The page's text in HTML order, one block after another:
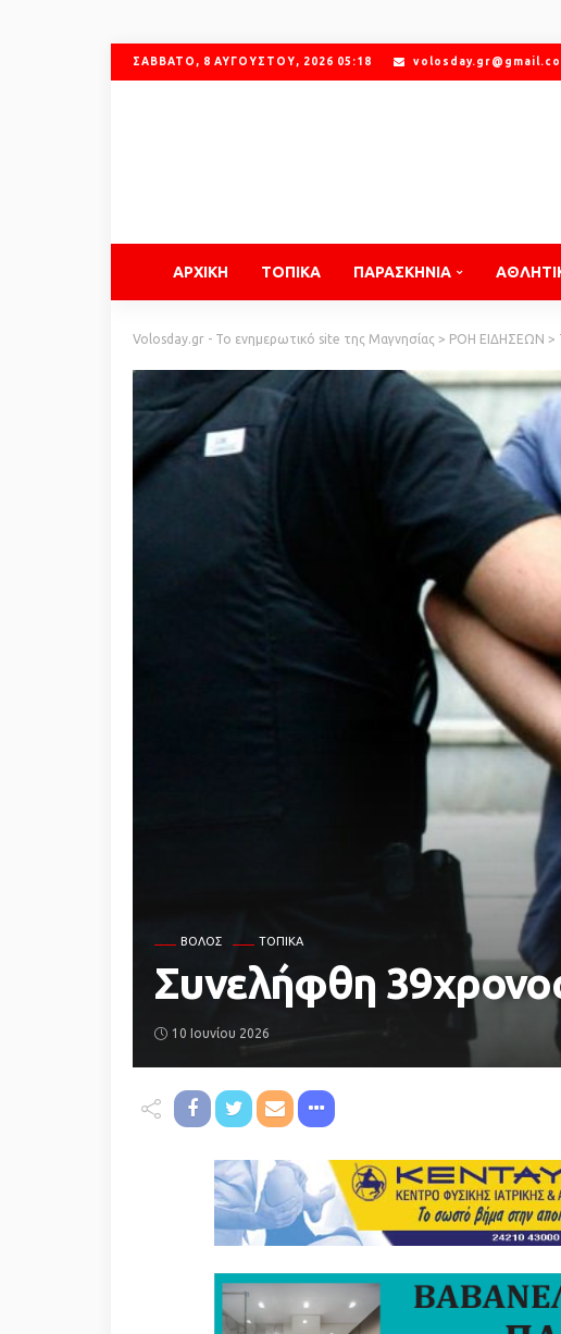
ΣΆΒΒΑΤΟ, 8 ΑΥΓΟΎΣΤΟΥ, 2026 05:18
ΑΡΧΙΚΗ ΤΟΠΙΚΑ ΠΑΡΑΣΚΗΝΙΑ
Volosday.gr - Το ενημερωτικό site της Μαγνησίας > ΡΟΗ ΕΙΔΗΣΕΩΝ >
ΒΌΛΟΣ ΤΟΠΙΚΆ
Συνελήφθη
10 Ιουνίου 2026